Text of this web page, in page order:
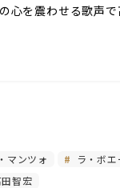
心を震わせる歌声
マンツォ ラ・ボエ
智宏